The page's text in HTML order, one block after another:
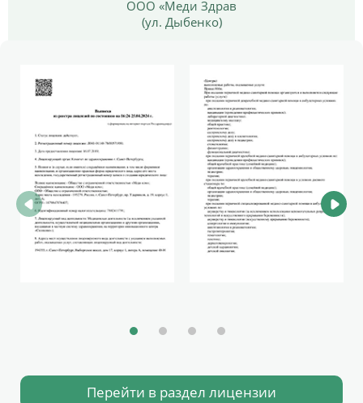
ООО «Меди Здрав
(ул. Дыбенко)
Перейти в раздел лицензии